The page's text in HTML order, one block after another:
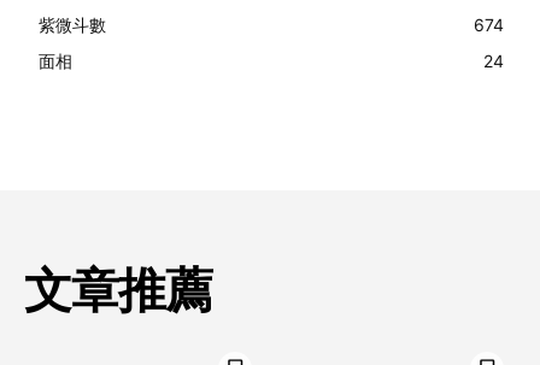
紫微斗數
674
面相
24
文章推薦